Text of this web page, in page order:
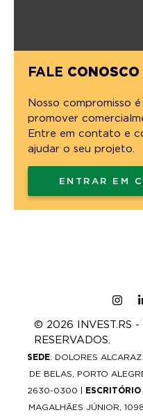
FALE CONOSCO
Nosso compromisso
promover
Entre em contato e
ajudar o seu projeto.
ENTRAR EM
© 2026 INVEST.RS -
RESERVADOS.
SEDE: DOLORES
DE BELAS, PORTO
2630-0300 |
MAGALHÃES JÚNIOR,